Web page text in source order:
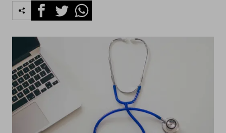
FacebookTwitterWhatsapp